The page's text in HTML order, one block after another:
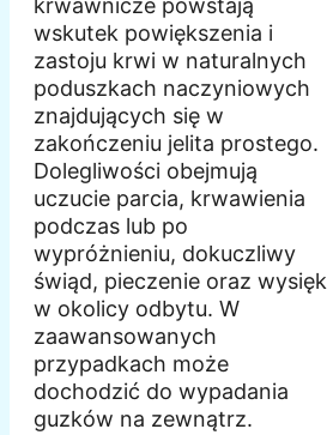
wskutek powiększenia i
zastoju krwi w naturalnych
poduszkach naczyniowych
znajdujących się w
zakończeniu jelita prostego.
Dolegliwości obejmują
uczucie parcia, krwawienia
podczas lub po
wypróżnieniu, dokuczliwy
świąd, pieczenie oraz wysięk
w okolicy odbytu. W
zaawansowanych
przypadkach może
dochodzić do wypadania
guzków na zewnątrz.